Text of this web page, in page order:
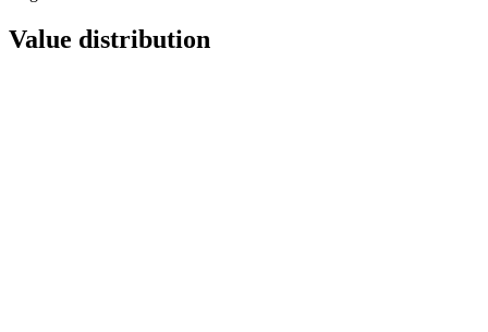
Value distribution